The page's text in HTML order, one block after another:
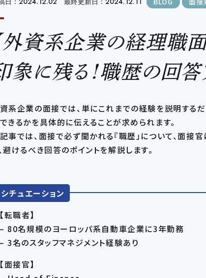
外資系企業の経理職
象に残る！職歴の回
系企業の面接では、単にこれまでの経験を説明する
きるかを具体的に伝えることが求められます。
事では、面接で必ず聞かれる『職歴」について、面
避けるべき回答のポイントを解説します。
シチュエーション
【転職者】
– 80名規模のヨーロッパ系自動車企業に3年勤務
– 3名のスタッフマネジメント経験あり
【面接官】